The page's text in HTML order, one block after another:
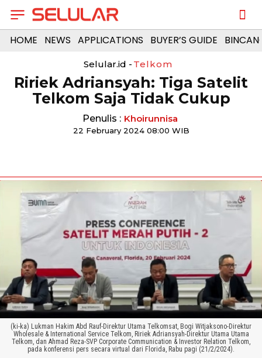
HOME NEWS APPLICATIONS BUYER’S GUIDE
Selular.id - Telkom
Ririek Adriansyah: Tiga Satelit
Telkom Saja Tidak Cukup
Penulis : Khoirunnisa
22 February 2024 08:00 WIB
(ki-ka) Lukman Hakim Abd Rauf-Direktur Utama Telkomsat, Bogi Witjaksono-Direktur
Wholesale & International Service Telkom, Ririek Adriansyah-Direktur Utama Utama
Telkom, dan Ahmad Reza-SVP Corporate Communication & Investor Relation Telkom,
pada konferensi pers secara virtual dari Florida, Rabu pagi (21/2/2024).